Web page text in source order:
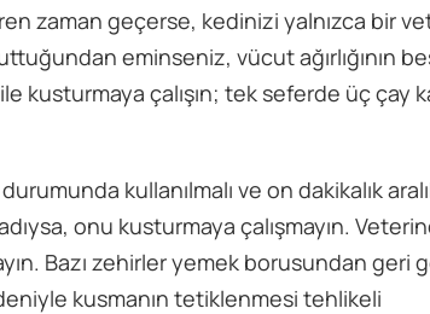
zaman geçerse, kedinizi yalnızca bir
eminseniz, vücut ağırlığının
kusturmaya çalışın; tek seferde üç çay
kullanılmalı ve on dakikalık
onu kusturmaya çalışmayın.
Bazı zehirler yemek borusundan geri
kusmanın tetiklenmesi tehlikeli